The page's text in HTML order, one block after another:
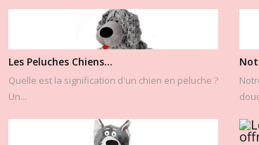
Les Peluches Chiens...
Quelle est la signification d'un chien en peluche ?
Un...